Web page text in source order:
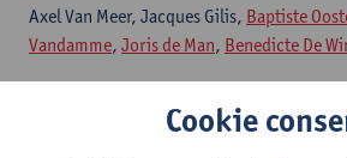
Axel Van Meer, Jacques Gilis, Baptiste
Vandamme, Joris de Man, Benedicte De
Cookie